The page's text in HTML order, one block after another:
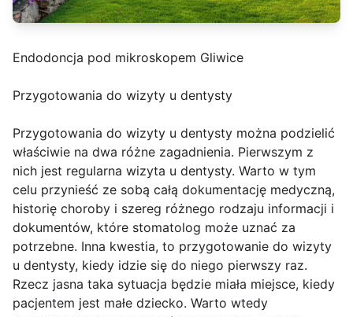
Endodoncja pod mikroskopem Gliwice
Przygotowania do wizyty u dentysty
Przygotowania do wizyty u dentysty można podzielić
właściwie na dwa różne zagadnienia. Pierwszym z
nich jest regularna wizyta u dentysty. Warto w tym
celu przynieść ze sobą całą dokumentację medyczną,
historię choroby i szereg różnego rodzaju informacji i
dokumentów, które stomatolog może uznać za
potrzebne. Inna kwestia, to przygotowanie do wizyty
u dentysty, kiedy idzie się do niego pierwszy raz.
Rzecz jasna taka sytuacja będzie miała miejsce, kiedy
pacjentem jest małe dziecko. Warto wtedy